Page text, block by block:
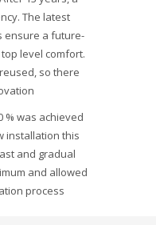
efficiency. The latest
systems ensure a future-
a top level comfort.
could be reused, so there
for a renovation.
of 30 % was achieved
new installation this
The fast and gradual
to a minimum and allowed
installation process.